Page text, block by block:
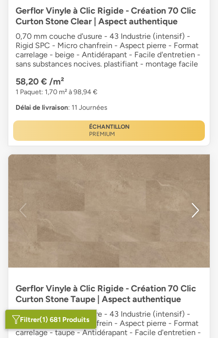
Gerflor Vinyle à Clic Rigide - Création 70 Clic
Curton Stone Clear | Aspect authentique
0,70 mm couche d'usure - 43 Industrie (intensif) -
Rigid SPC - Micro chanfrein - Aspect pierre - Format
carrelage - beige - Antidérapant - Facile d'entretien -
sans substances nocives. plastifiant - montage facile
58,20 € /m²
1 Paquet: 1,70 m² à 98,94 €
Délai de livraison: 11 Journées
ÉCHANTILLON
PREMIUM
Gerflor Vinyle à Clic Rigide - Création 70 Clic
Curton Stone Taupe | Aspect authentique
0,70 mm couche d'usure - 43 Industrie (intensif) -
Rigid SPC - Micro chanfrein - Aspect pierre - Format
carrelage - taupe - Antidérapant - Facile d'entretien -
Filtrer(1) 681 Produits